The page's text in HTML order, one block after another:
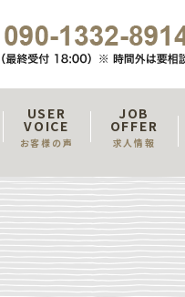
USER
VOICE
お客様の声
JOB
OFFER
求人情報